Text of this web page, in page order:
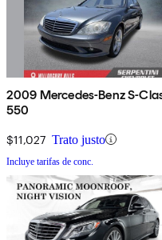
2009 Mercedes-Benz S-
550
$11,027 Trato justo
Incluye tarifas de conc.